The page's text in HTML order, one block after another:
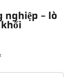
nghiệp - lò